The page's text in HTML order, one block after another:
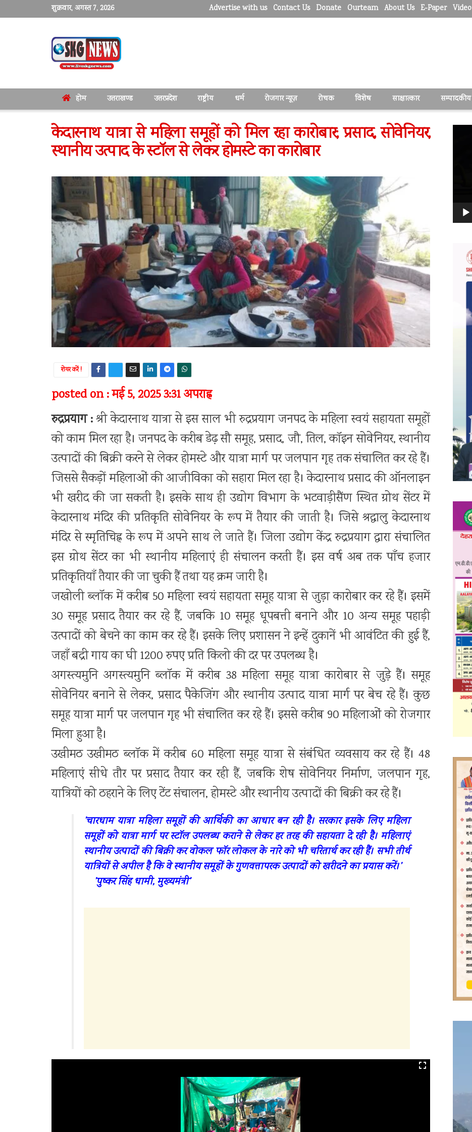
शुक्रवार, अगस्त 7, 2026 Advertise with us Contact Us Donate Ourteam About Us E-Paper Video
होम उत्तराखण्ड उत्तरप्रदेश राष्ट्रीय धर्म रोजगार न्यूज़ रोचक विशेष साक्षात्कार सम्पादकीय
केदारनाथ यात्रा से महिला समूहों को मिल रहा कारोबार; प्रसाद, सोवेनियर,
स्थानीय उत्पाद के स्टॉल से लेकर होमस्टे का कारोबार
शेयर करें !
posted on : मई 5, 2025 3:31 अपराह्न
रुद्रप्रयाग :श्री केदारनाथ यात्रा से इस साल भी रुद्रप्रयाग जनपद के महिला स्वयं सहायता समूहों
को काम मिल रहा है। जनपद के करीब डेढ़ सौ समूह, प्रसाद, जौ, तिल, कॉइन सोवेनियर, स्थानीय
उत्पादों की बिक्री करने से लेकर होमस्टे और यात्रा मार्ग पर जलपान गृह तक संचालित कर रहे हैं।
जिससे सैकड़ों महिलाओं की आजीविका को सहारा मिल रहा है। केदारनाथ प्रसाद की ऑनलाइन
भी खरीद की जा सकती है। इसके साथ ही उद्योग विभाग के भटवाड़ीसैंण स्थित ग्रोथ सेंटर में
केदारनाथ मंदिर की प्रतिकृति सोवेनियर के रूप में तैयार की जाती है। जिसे श्रद्धालु केदारनाथ
मंदिर से स्मृतिचिह्न के रूप में अपने साथ ले जाते हैं। जिला उद्योग केंद्र रुद्रप्रयाग द्वारा संचालित
इस ग्रोथ सेंटर का भी स्थानीय महिलाएं ही संचालन करती हैं। इस वर्ष अब तक पाँच हजार
प्रतिकृतियाँ तैयार की जा चुकी हैं तथा यह क्रम जारी है।
जखोली ब्लॉक में करीब 50 महिला स्वयं सहायता समूह यात्रा से जुड़ा कारोबार कर रहे हैं। इसमें
30 समूह प्रसाद तैयार कर रहे हैं, जबकि 10 समूह धूपबत्ती बनाने और 10 अन्य समूह पहाड़ी
उत्पादों को बेचने का काम कर रहे हैं। इसके लिए प्रशासन ने इन्हें दुकानें भी आवंटित की हुई हैं,
जहाँ बद्री गाय का घी 1200 रुपए प्रति किलो की दर पर उपलब्ध है।
अगस्त्यमुनि अगस्त्यमुनि ब्लॉक में करीब 38 महिला समूह यात्रा कारोबार से जुड़े हैं। समूह
सोवेनियर बनाने से लेकर, प्रसाद पैकेजिंग और स्थानीय उत्पाद यात्रा मार्ग पर बेच रहे हैं। कुछ
समूह यात्रा मार्ग पर जलपान गृह भी संचालित कर रहे हैं। इससे करीब 90 महिलाओं को रोजगार
मिला हुआ है।
उखीमठ उखीमठ ब्लॉक में करीब 60 महिला समूह यात्रा से संबंधित व्यवसाय कर रहे हैं। 48
महिलाएं सीधे तौर पर प्रसाद तैयार कर रही हैं, जबकि शेष सोवेनियर निर्माण, जलपान गृह,
यात्रियों को ठहराने के लिए टेंट संचालन, होमस्टे और स्थानीय उत्पादों की बिक्री कर रहे हैं।
’चारधाम यात्रा महिला समूहों की आर्थिकी का आधार बन रही है। सरकार इसके लिए महिला
समूहों को यात्रा मार्ग पर स्टॉल उपलब्ध कराने से लेकर हर तरह की सहायता दे रही है। महिलाएं
स्थानीय उत्पादों की बिक्री कर वोकल फॉर लोकल के नारे को भी चरितार्थ कर रही हैं। सभी तीर्थ
यात्रियों से अपील है कि वे स्थानीय समूहों के गुणवत्तापरक उत्पादों को खरीदने का प्रयास करें।’
’पुष्कर सिंह धामी, मुख्यमंत्री’